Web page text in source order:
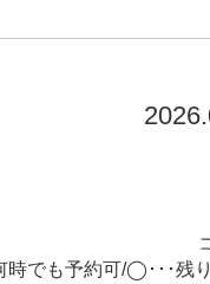
でも予約可/◯･･･残